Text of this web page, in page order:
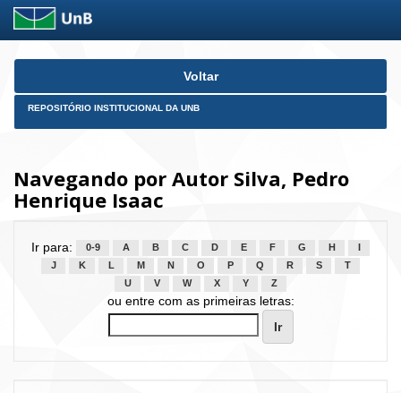
Skip
Voltar
REPOSITÓRIO INSTITUCIONAL DA UNB
Navegando por Autor Silva, Pedro
Henrique Isaac
Ir para: 0-9 A B C D E F G H
J
K L M N O P Q R S
T
U
V W X Y Z
ou entre com as primeiras letras: